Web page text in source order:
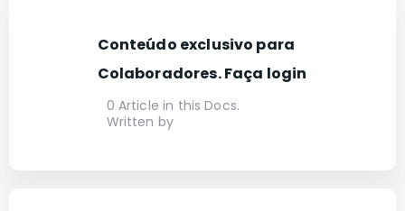
Conteúdo exclusivo para
Colaboradores. Faça login
0 Article in this Docs.
Written by